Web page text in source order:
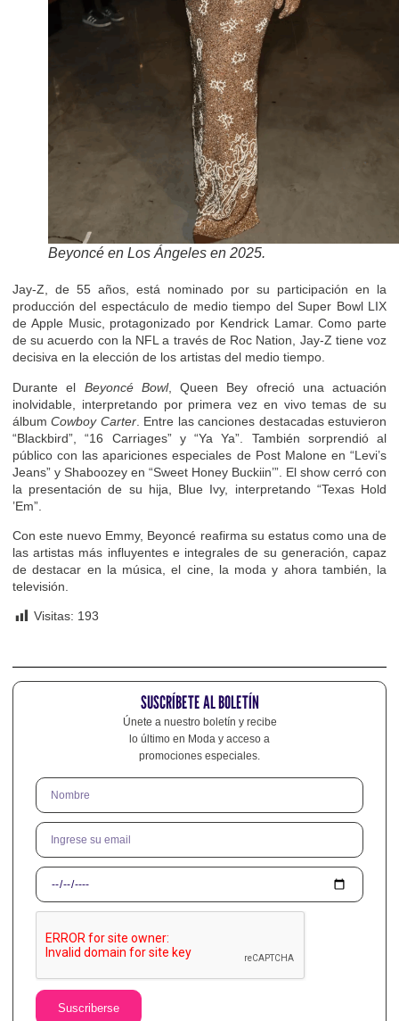
Beyoncé en Los Ángeles en 2025.
Jay-Z, de 55 años, está nominado por su participación en la
producción del espectáculo de medio tiempo del Super Bowl LIX
de Apple Music, protagonizado por Kendrick Lamar. Como parte
de su acuerdo con la NFL a través de Roc Nation, Jay-Z tiene voz
decisiva en la elección de los artistas del medio tiempo.
Durante el Beyoncé Bowl, Queen Bey ofreció una actuación
inolvidable, interpretando por primera vez en vivo temas de su
álbumCowboy Carter. Entre las canciones destacadas estuvieron
“Blackbird”, “16 Carriages” y “Ya Ya”. También sorprendió al
público con las apariciones especiales de Post Malone en “Levi’s
Jeans” y Shaboozey en “Sweet Honey Buckiin’”. El show cerró con
la presentación de su hija, Blue Ivy, interpretando “Texas Hold
’Em”.
Con este nuevo Emmy, Beyoncé reafirma su estatus como una de
las artistas más influyentes e integrales de su generación, capaz
de destacar en la música, el cine, la moda y ahora también, la
televisión.
Visitas: 193
SUSCRÍBETE AL BOLETÍN
Únete a nuestro boletín y recibe
lo último en Moda y acceso a
promociones especiales.
Suscriberse